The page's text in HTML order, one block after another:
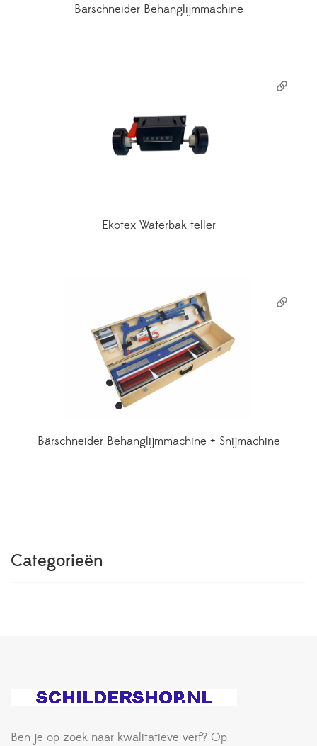
Bärschneider Behanglijmmachine
Ekotex Waterbak teller
Bärschneider Behanglijmmachine + Snijmachine
Categorieën
Ben je op zoek naar kwalitatieve verf? Op